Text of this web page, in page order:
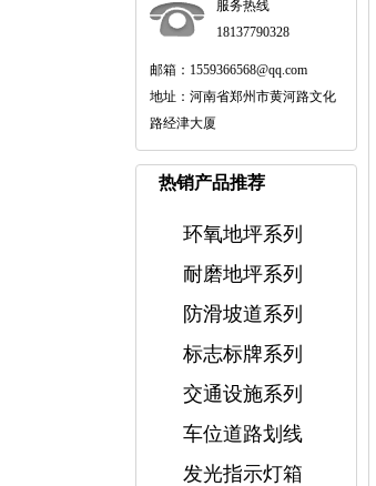
服务热线
18137790328
邮箱：1559366568@qq.com
地址：河南省郑州市黄河路文化
路经津大厦
热销产品推荐
环氧地坪系列
耐磨地坪系列
防滑坡道系列
标志标牌系列
交通设施系列
车位道路划线
发光指示灯箱